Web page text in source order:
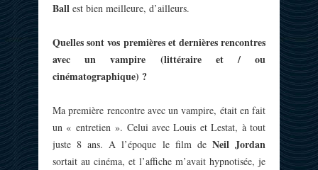
Ball est bien meilleure, d’ailleurs.
Quelles sont vos premières et dernières rencontres
avec un vampire (littéraire et / ou
cinématographique) ?
Ma première rencontre avec un vampire, était en fait
un « entretien ». Celui avec Louis et Lestat, à tout
juste 8 ans. A l’époque le film de Neil Jordan
sortait au cinéma, et l’affiche m’avait hypnotisée, je